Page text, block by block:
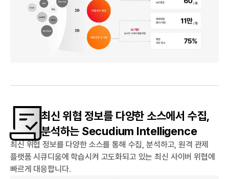
최신 위협 정보를 다양한 소스에서 수집,
분석하는 Secudium Intelligence
최신 위협 정보를 다양한 소스를 통해 수집, 분석하고, 원격 관제
플랫폼 시큐디움에 학습시켜 고도화되고 있는 최신 사이버 위협에
빠르게 대응합니다.